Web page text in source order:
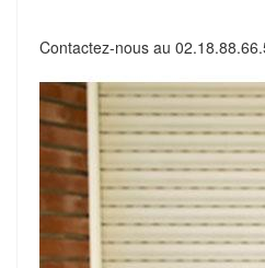
Contactez-nous au